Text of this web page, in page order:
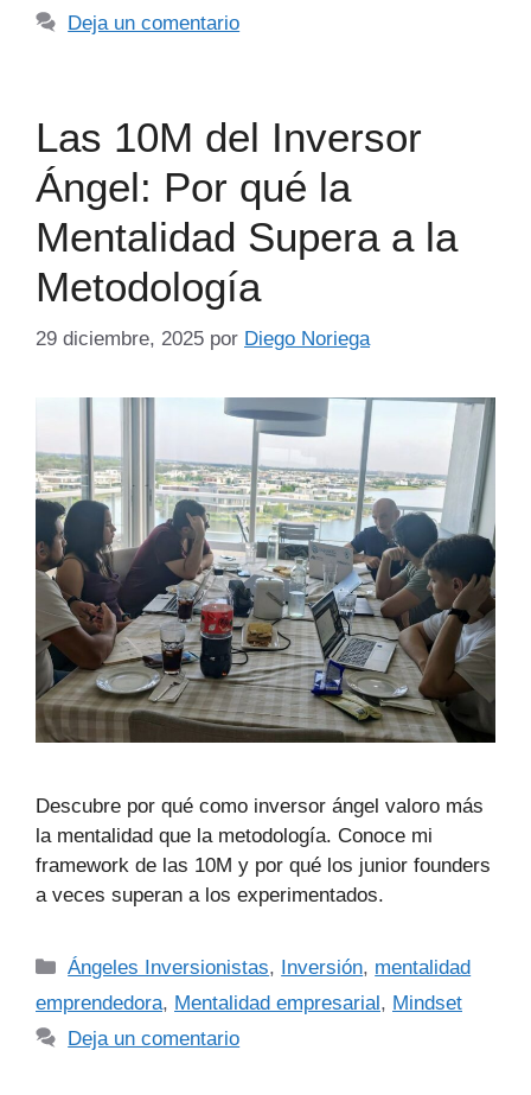
Deja un comentario
Las 10M del Inversor
Ángel: Por qué la
Mentalidad Supera a la
Metodología
29 diciembre, 2025 por Diego Noriega
Descubre por qué como inversor ángel valoro más
la mentalidad que la metodología. Conoce mi
framework de las 10M y por qué los junior founders
a veces superan a los experimentados.
Ángeles Inversionistas, Inversión, mentalidad
emprendedora, Mentalidad empresarial, Mindset
Deja un comentario